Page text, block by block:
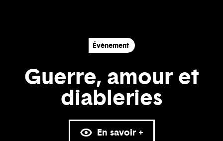
Évènement
Guerre, amour et
diableries
En savoir +